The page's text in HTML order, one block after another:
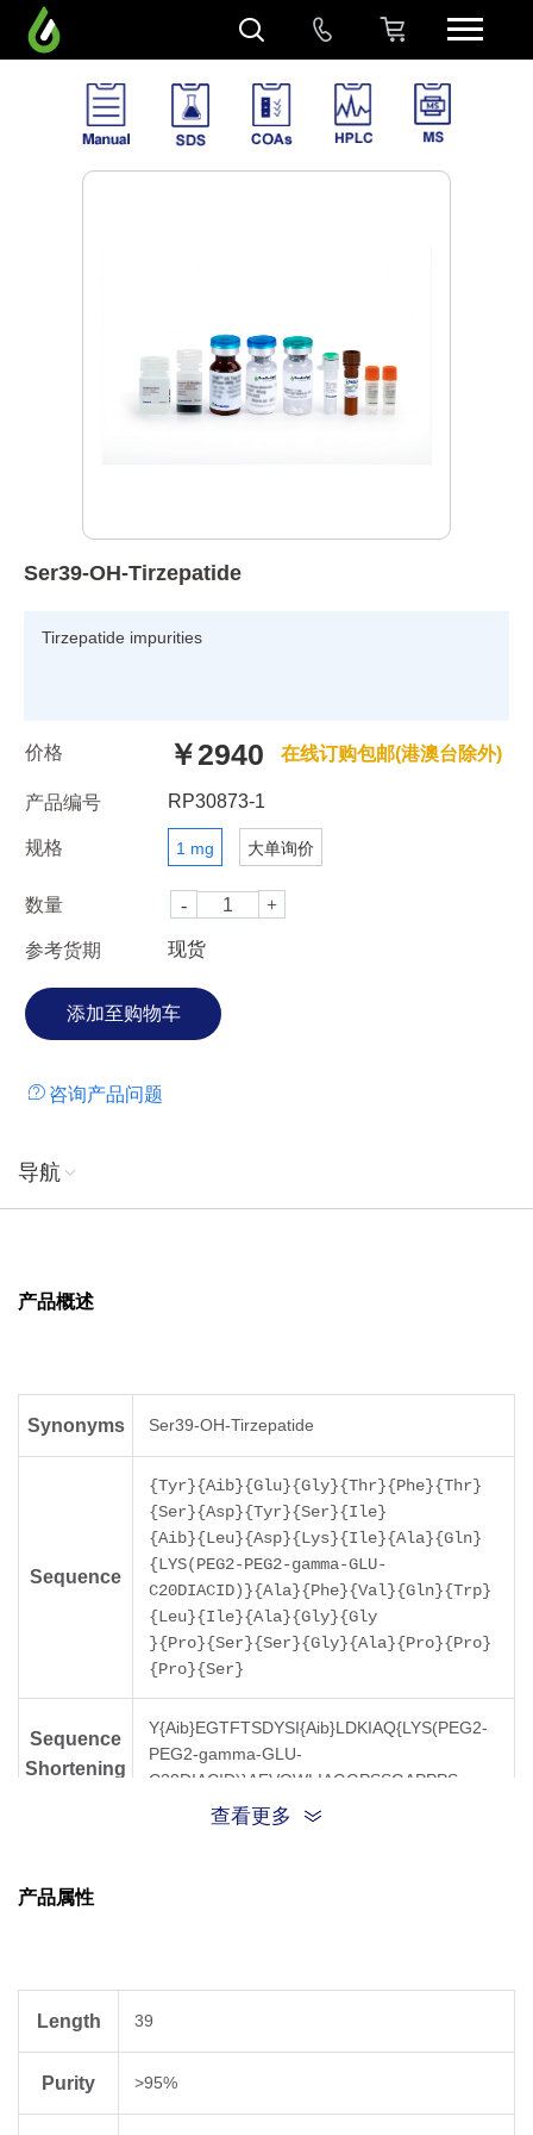
Ser39-OH-Tirzepatide
Tirzepatide impurities
价格 ￥2940 在线订购包邮(港澳台除外)
产品编号 RP30873-1
规格 1 mg 大单询价
数量
参考货期 现货
咨询产品问题
导航
产品概述
Synonyms Ser39-OH-Tirzepatide
Sequence
{Tyr}{Aib}{Glu}{Gly}{Thr}{Phe}{Thr}
{Ser}{Asp}{Tyr}{Ser}{Ile}
{Aib}{Leu}{Asp}{Lys}{Ile}{Ala}{Gln}
{LYS(PEG2-PEG2-gamma-GLU-
C20DIACID)}{Ala}{Phe}{Val}{Gln}{Trp}
{Leu}{Ile}{Ala}{Gly}{Gly
}{Pro}{Ser}{Ser}{Gly}{Ala}{Pro}{Pro}
{Pro}{Ser}
Sequence
Shortening
Y{Aib}EGTFTSDYSI{Aib}LDKIAQ{LYS(PEG2-
PEG2-gamma-GLU-
C20DIACID)}AFVQWLIAGGPSSGAPPPS
查看更多
产品属性
Length 39
Purity >95%